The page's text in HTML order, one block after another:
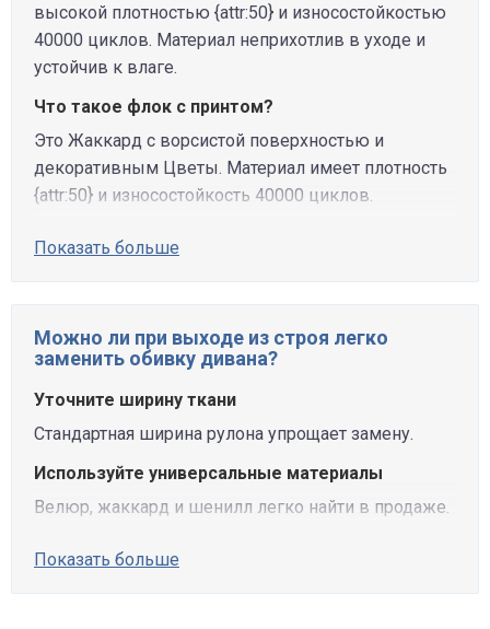
высокой плотностью {attr:50} и износостойкостью
40000 циклов. Материал неприхотлив в уходе и
устойчив к влаге.
Что такое флок с принтом?
Это Жаккард с ворсистой поверхностью и
декоративным Цветы. Материал имеет плотность
{attr:50} и износостойкость 40000 циклов.
Показать больше
Можно ли при выходе из строя легко
заменить обивку дивана?
Уточните ширину ткани
Стандартная ширина рулона упрощает замену.
Используйте универсальные материалы
Велюр, жаккард и шенилл легко найти в продаже.
Показать больше